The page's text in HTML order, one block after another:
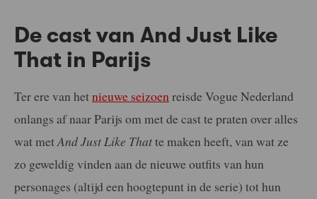
De cast van And Just Like
That in Parijs
Ter ere van hetnieuwe seizoen reisde Vogue Nederland
onlangs af naar Parijs om met de cast te praten over alles
wat metAnd Just Like Thatte maken heeft, van wat ze
zo geweldig vinden aan de nieuwe outfits van hun
personages (altijd een hoogtepunt in de serie) tot hun